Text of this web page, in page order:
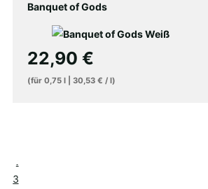
Banquet of Gods
22,90 €
(für 0,75 l| 30,53 € / l)
3